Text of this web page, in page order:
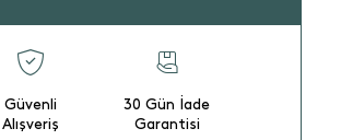
Güvenli
Alışveriş
30 Gün İade
Garantisi